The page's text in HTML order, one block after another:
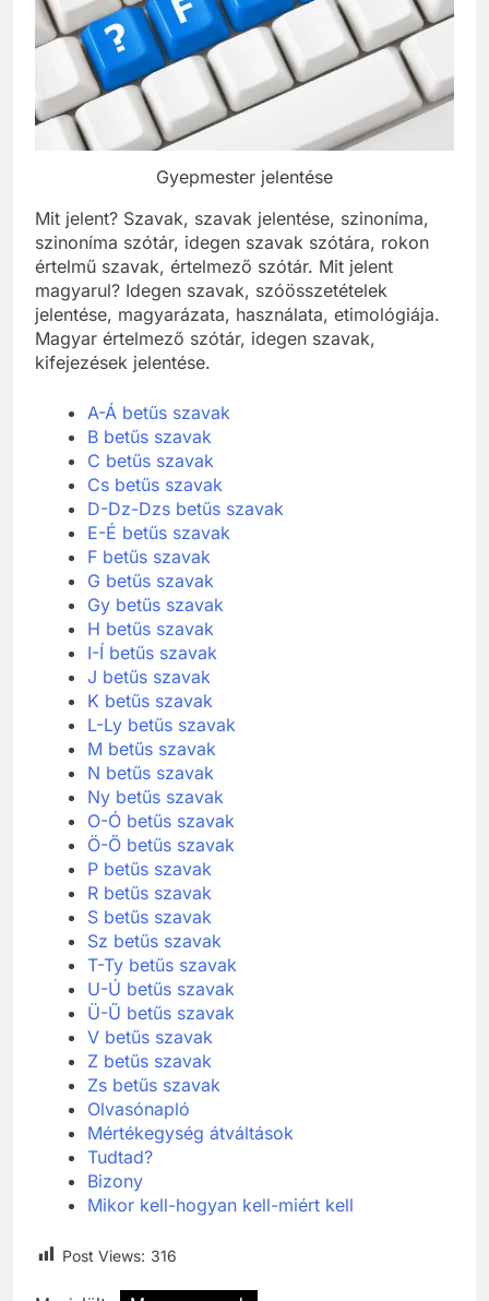
Mit jelent? Szavak, szavak jelentése, szinoníma,
szinoníma szótár, idegen szavak szótára, rokon
értelmű szavak, értelmező szótár. Mit jelent
magyarul? Idegen szavak, szóösszetételek
jelentése, magyarázata, használata, etimológiája.
Magyar értelmező szótár, idegen szavak,
A-Á betűs szavak
B betűs szavak
C betűs szavak
Cs betűs szavak
D-Dz-Dzs betűs szavak
E-É betűs szavak
F betűs szavak
G betűs szavak
Gy betűs szavak
H betűs szavak
I-Í betűs szavak
J betűs szavak
K betűs szavak
L-Ly betűs szavak
M betűs szavak
N betűs szavak
Ny betűs szavak
O-Ó betűs szavak
Ö-Ő betűs szavak
P betűs szavak
R betűs szavak
S betűs szavak
Sz betűs szavak
T-Ty betűs szavak
U-Ú betűs szavak
Ü-Ű betűs szavak
V betűs szavak
Z betűs szavak
Zs betűs szavak
Olvasónapló
Mértékegység átváltások
Tudtad?
Bizony